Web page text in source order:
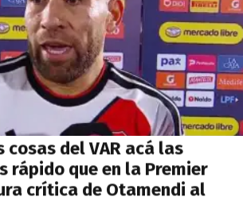
cosas del VAR acá las
rápido que en la Premier
crítica de Otamendi al